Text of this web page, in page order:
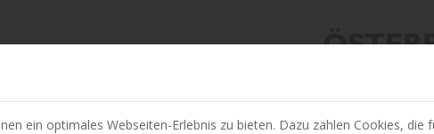
ein optimales Webseiten-Erlebnis zu bieten. Dazu zählen Cookies, die